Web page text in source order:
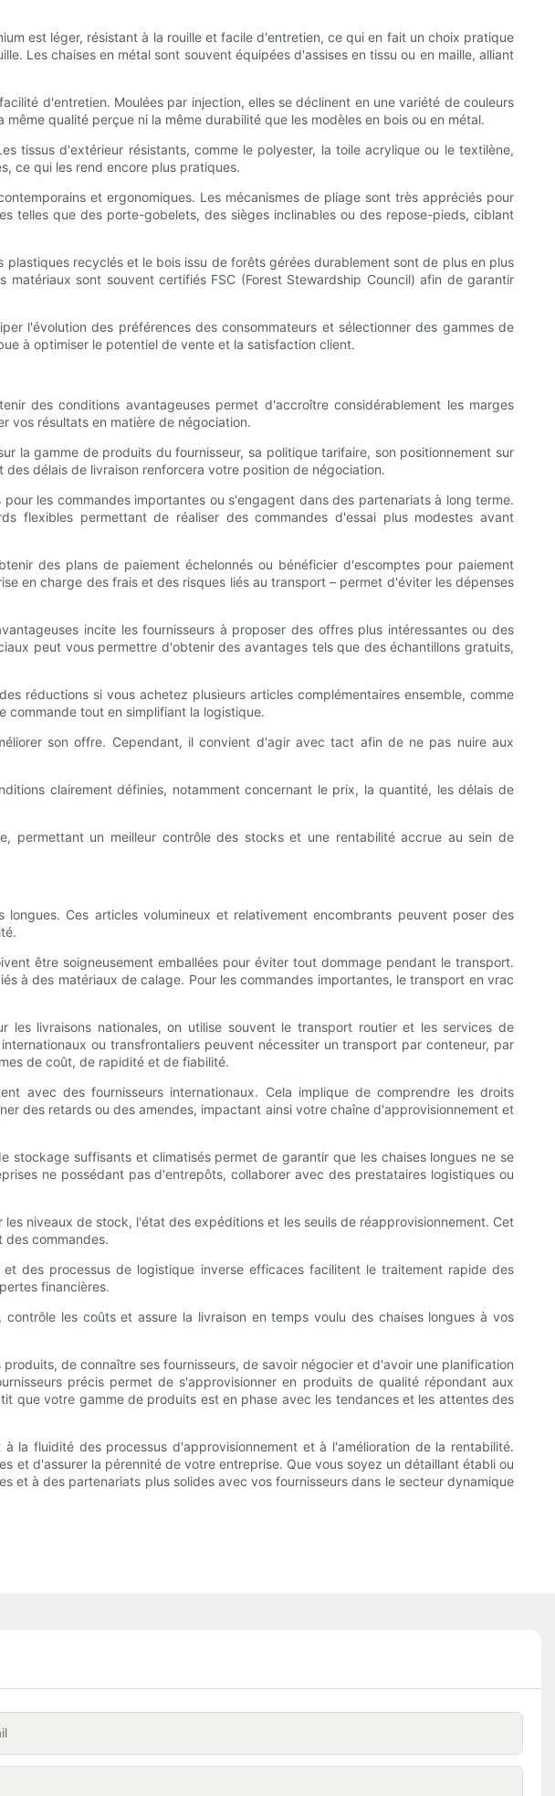
est léger, résistant à la rouille et facile d'entretien, ce qui en fait un choix pratique
Les chaises en métal sont souvent équipées d'assises en tissu ou en maille, alliant
d'entretien. Moulées par injection, elles se déclinent en une variété de couleurs
qualité perçue ni la même durabilité que les modèles en bois ou en métal.
tissus d'extérieur résistants, comme le polyester, la toile acrylique ou le textilène,
ce qui les rend encore plus pratiques.
et ergonomiques. Les mécanismes de pliage sont très appréciés pour
telles que des porte-gobelets, des sièges inclinables ou des repose-pieds, ciblant
recyclés et le bois issu de forêts gérées durablement sont de plus en plus
sont souvent certifiés FSC (Forest Stewardship Council) afin de garantir
l'évolution des préférences des consommateurs et sélectionner des gammes de
à optimiser le potentiel de vente et la satisfaction client.
des conditions avantageuses permet d'accroître considérablement les marges
vos résultats en matière de négociation.
la gamme de produits du fournisseur, sa politique tarifaire, son positionnement sur
délais de livraison renforcera votre position de négociation.
les commandes importantes ou s'engagent dans des partenariats à long terme.
flexibles permettant de réaliser des commandes d'essai plus modestes avant
des plans de paiement échelonnés ou bénéficier d'escomptes pour paiement
en charge des frais et des risques liés au transport – permet d'éviter les dépenses
incite les fournisseurs à proposer des offres plus intéressantes ou des
peut vous permettre d'obtenir des avantages tels que des échantillons gratuits,
réductions si vous achetez plusieurs articles complémentaires ensemble, comme
commande tout en simplifiant la logistique.
son offre. Cependant, il convient d'agir avec tact afin de ne pas nuire aux
clairement définies, notamment concernant le prix, la quantité, les délais de
permettant un meilleur contrôle des stocks et une rentabilité accrue au sein de
Ces articles volumineux et relativement encombrants peuvent poser des
être soigneusement emballées pour éviter tout dommage pendant le transport.
à des matériaux de calage. Pour les commandes importantes, le transport en vrac
livraisons nationales, on utilise souvent le transport routier et les services de
ou transfrontaliers peuvent nécessiter un transport par conteneur, par
de coût, de rapidité et de fiabilité.
avec des fournisseurs internationaux. Cela implique de comprendre les droits
des retards ou des amendes, impactant ainsi votre chaîne d'approvisionnement et
suffisants et climatisés permet de garantir que les chaises longues ne se
ne possédant pas d'entrepôts, collaborer avec des prestataires logistiques ou
niveaux de stock, l'état des expéditions et les seuils de réapprovisionnement. Cet
des commandes.
des processus de logistique inverse efficaces facilitent le traitement rapide des
financières.
les coûts et assure la livraison en temps voulu des chaises longues à vos
de connaître ses fournisseurs, de savoir négocier et d'avoir une planification
précis permet de s'approvisionner en produits de qualité répondant aux
que votre gamme de produits est en phase avec les tendances et les attentes des
la fluidité des processus d'approvisionnement et à l'amélioration de la rentabilité.
et d'assurer la pérennité de votre entreprise. Que vous soyez un détaillant établi ou
et à des partenariats plus solides avec vos fournisseurs dans le secteur dynamique